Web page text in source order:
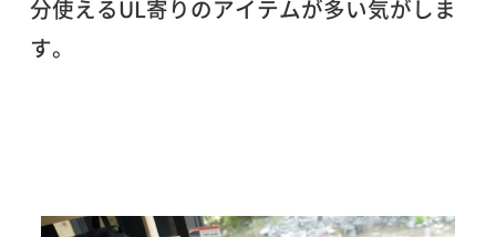
分使えるUL寄りのアイテムが多い気がしま
す。